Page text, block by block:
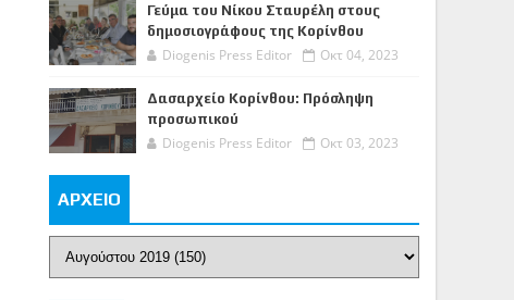
Γεύμα του Νίκου Σταυρέλη στους
δημοσιογράφους της Κορίνθου
Diogenis Press Editor Οκτ 04, 2023
Δασαρχείο Κορίνθου: Πρόσληψη
προσωπικού
Diogenis Press Editor Οκτ 03, 2023
ΑΡΧΕΙΟ